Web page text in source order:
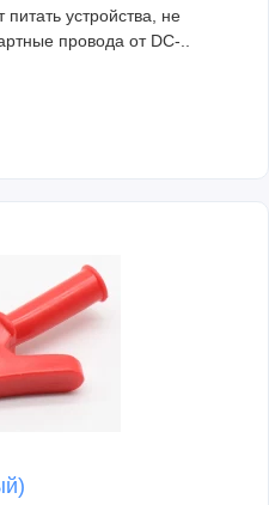
устройства, не
провода от DC-..